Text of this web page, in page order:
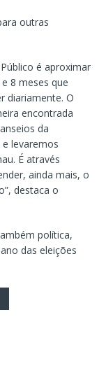
outras
é aproximar
8 meses que
diariamente. O
encontrada
da
levaremos
É através
ainda mais, o
destaca o
política,
das eleições